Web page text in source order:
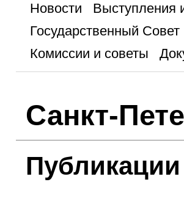
Новости
Выступления
Государственный Совет
Комиссии и советы
Санкт-